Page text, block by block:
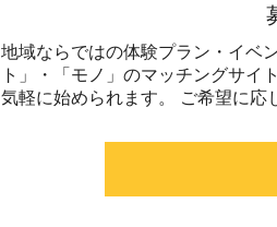
地域ならではの体験プラン・イベ
ト」・「モノ」のマッチングサイ
気軽に始められます。 ご希望に応